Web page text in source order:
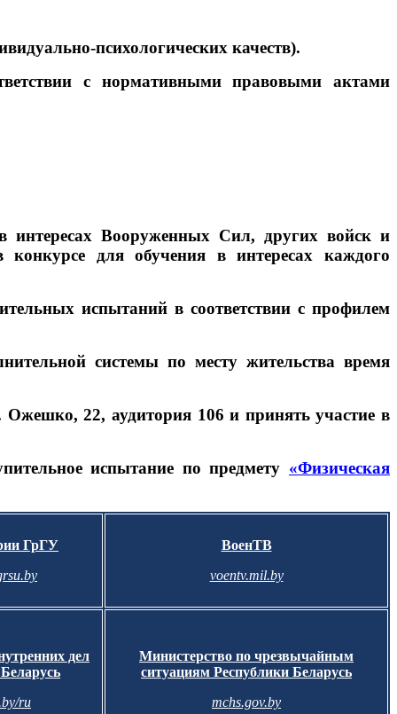
психологических качеств).
с нормативными правовыми актами
интересах Вооруженных Сил, других войск и
для обучения в интересах каждого
испытаний в соответствии с профилем
системы по месту жительства время
22, аудитория 106 и принять участие в
испытание по предмету «Физическая
ГрГУ
ВоенТВ
voentv.mil.by
дел
ru
Министерство по чрезвычайным
ситуациям Республики Беларусь
mchs.gov.by